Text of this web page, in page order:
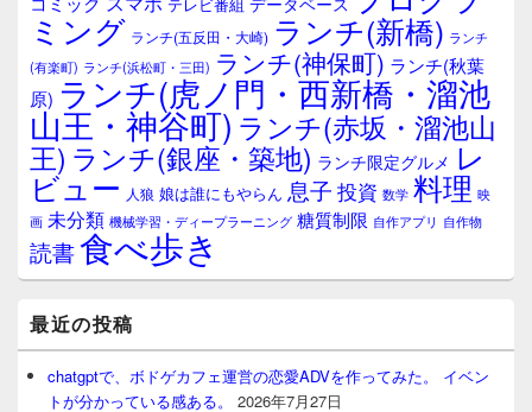
ア
ミング ランチ(五反田・大崎) ランチ(新橋) ランチ
(有楽町) ランチ(浜松町・三田) ランチ(神保町) ランチ(秋葉
原) ランチ(虎ノ門・西新橋・溜池
山王・神谷町) ランチ(赤坂・溜池山
王) ランチ(銀座・築地) ランチ限定グルメ レ
ビュー 人狼 娘は誰にもやらん 息子 投資 数学 料理 映
画 未分類 機械学習・ディープラーニング 糖質制限 自作アプリ 自作物
読書食べ歩き
最近の投稿
chatgptで、ボドゲカフェ運営の恋愛ADVを作ってみた。 イベン
トが分かっている感ある。
2026年7月27日